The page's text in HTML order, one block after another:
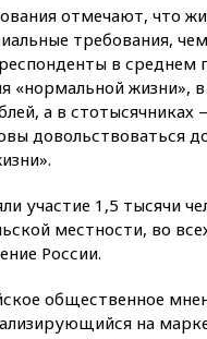
отмечают, что
требования,
в среднем
«нормальной жизни»,
а в
довольствоваться
участие 1,5 тысячи
местности, во
России.
общественное
на